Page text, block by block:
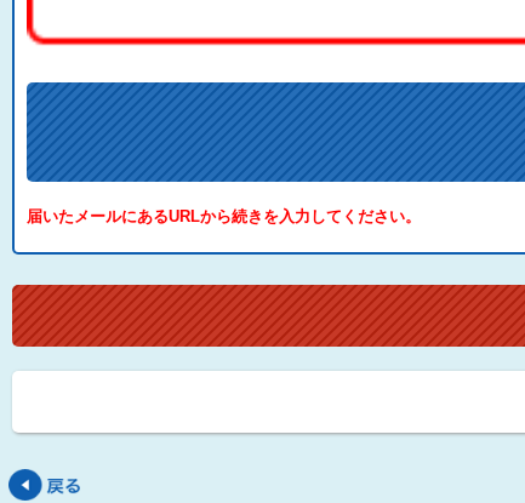
届いたメールにあるURLから続きを入力してください。